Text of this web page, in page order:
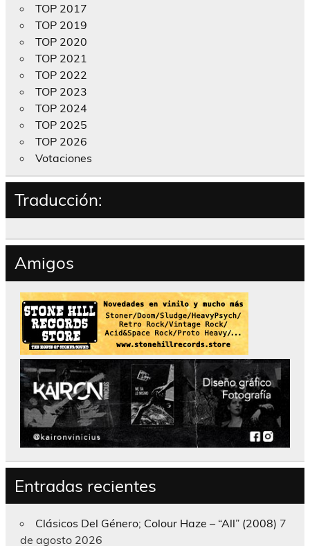
TOP 2017
TOP 2019
TOP 2020
TOP 2021
TOP 2022
TOP 2023
TOP 2024
TOP 2025
TOP 2026
Votaciones
Traducción:
Amigos
Entradas recientes
Clásicos Del Género; Colour Haze – “All” (2008) 7
de agosto 2026